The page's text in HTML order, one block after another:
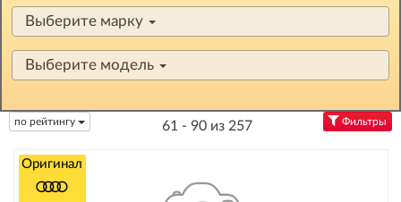
Выберите марку
Выберите модель
по рейтингу 61 - 90 из 257 Фильтры
Оригинал